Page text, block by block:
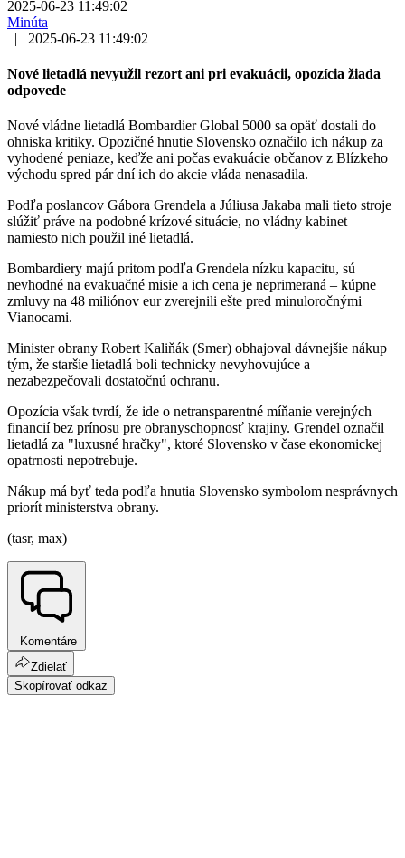
2025-06-23 11:49:02
Minúta
|
2025-06-23 11:49:02
Nové lietadlá nevyužil rezort ani pri evakuácii, opozícia žiada
odpovede
Nové vládne lietadlá Bombardier Global 5000 sa opäť dostali do
ohniska kritiky. Opozičné hnutie Slovensko označilo ich nákup za
vyhodené peniaze, keďže ani počas evakuácie občanov z Blízkeho
východu spred pár dní ich do akcie vláda nenasadila.
Podľa poslancov Gábora Grendela a Júliusa Jakaba mali tieto stroje
slúžiť práve na podobné krízové situácie, no vládny kabinet
namiesto nich použil iné lietadlá.
Bombardiery majú pritom podľa Grendela nízku kapacitu, sú
nevhodné na evakuačné misie a ich cena je neprimeraná – kúpne
zmluvy na 48 miliónov eur zverejnili ešte pred minuloročnými
Vianocami.
Minister obrany Robert Kaliňák (Smer) obhajoval dávnejšie nákup
tým, že staršie lietadlá boli technicky nevyhovujúce a
nezabezpečovali dostatočnú ochranu.
Opozícia však tvrdí, že ide o netransparentné míňanie verejných
financií bez prínosu pre obranyschopnosť krajiny. Grendel označil
lietadlá za "luxusné hračky", ktoré Slovensko v čase ekonomickej
opatrnosti nepotrebuje.
Nákup má byť teda podľa hnutia Slovensko symbolom nesprávnych
priorít ministerstva obrany.
(tasr, max)
Komentáre
Zdielať
Skopírovať odkaz